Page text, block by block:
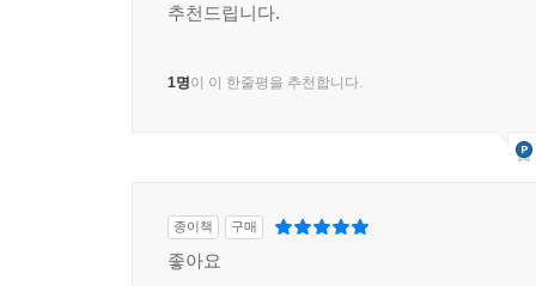
추천드립니다.
1명이 이 한줄평을 추천합니다.
종이책 구매
좋아요